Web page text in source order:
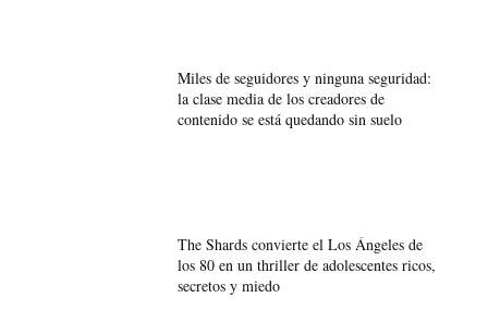
Miles de seguidores y ninguna seguridad:
la clase media de los creadores de
contenido se está quedando sin suelo
The Shards convierte el Los Ángeles de
los 80 en un thriller de adolescentes ricos,
secretos y miedo